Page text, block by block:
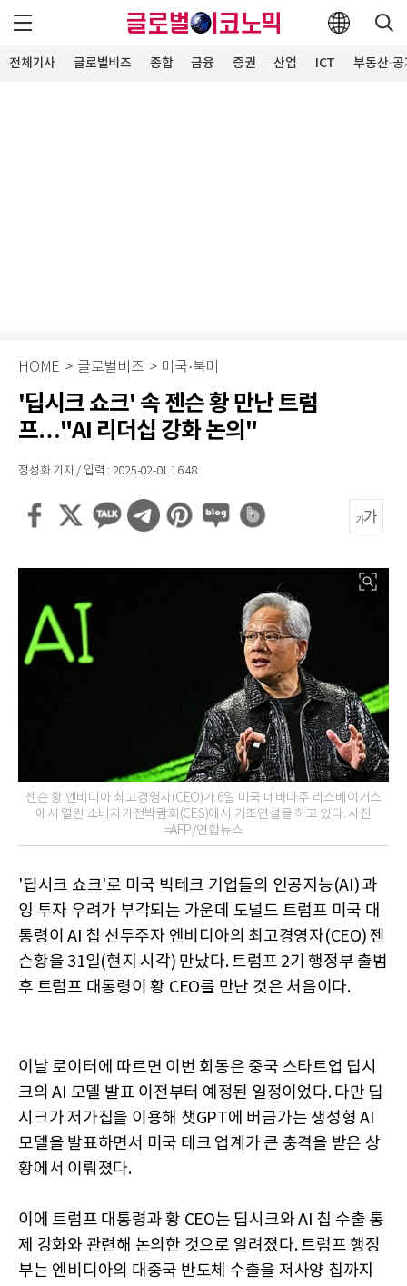
전체기사 글로벌비즈 종합 금융 증권 산업 ICT 부동산·
HOME > 글로벌비즈 > 미국·북미
'딥시크 쇼크' 속 젠슨 황 만난 트럼
프…"AI 리더십 강화 논의"
정성화 기자 / 입력 : 2025-02-01 16:48
젠슨 황 엔비디아 최고경영자(CEO)가 6일 미국 네바다주 라스베이거스
에서 열린 소비자가전박람회(CES)에서 기조연설을 하고 있다. 사진
=AFP/연합뉴스
'딥시크 쇼크'로 미국 빅테크 기업들의 인공지능(AI) 과
잉 투자 우려가 부각되는 가운데 도널드 트럼프 미국 대
통령이 AI 칩 선두주자 엔비디아의 최고경영자(CEO) 젠
슨황을 31일(현지 시각) 만났다. 트럼프 2기 행정부 출범
후 트럼프 대통령이 황 CEO를 만난 것은 처음이다.
이날 로이터에 따르면 이번 회동은 중국 스타트업 딥시
크의 AI 모델 발표 이전부터 예정된 일정이었다. 다만 딥
시크가 저가칩을 이용해 챗GPT에 버금가는 생성형 AI
모델을 발표하면서 미국 테크 업계가 큰 충격을 받은 상
황에서 이뤄졌다.
이에 트럼프 대통령과 황 CEO는 딥시크와 AI 칩 수출 통
제 강화와 관련해 논의한 것으로 알려졌다. 트럼프 행정
부는 엔비디아의 대중국 반도체 수출을 저사양 칩까지